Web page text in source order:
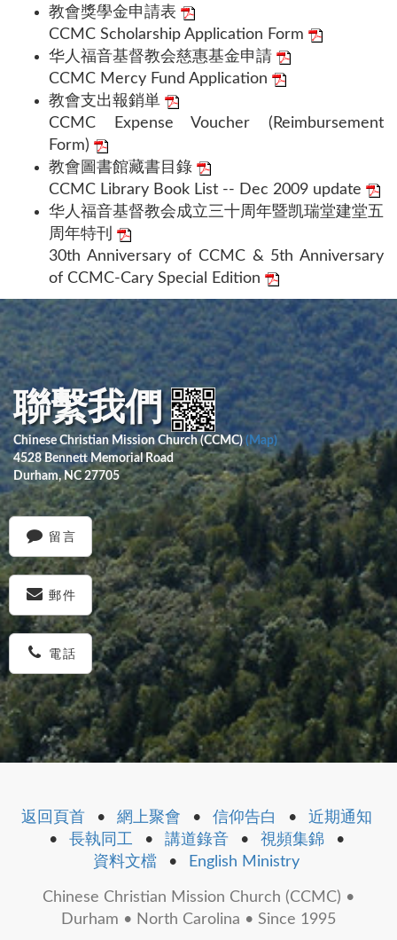
教會獎學金申請表
CCMC Scholarship Application Form
华人福音基督教会慈惠基金申請
CCMC Mercy Fund Application
教會支出報銷単
CCMC Expense Voucher (Reimbursement
Form)
教會圖書館藏書目錄
CCMC Library Book List -- Dec 2009 update
华人福音基督教会成立三十周年暨凯瑞堂建堂五
周年特刊
30th Anniversary of CCMC & 5th Anniversary
of CCMC-Cary Special Edition
聯繫我們
Chinese Christian Mission Church (CCMC) (Map)
4528 Bennett Memorial Road
Durham, NC 27705
留言
郵件
電話
返回頁首 • 網上聚會 • 信仰告白 •
近期通知
•
長執同工 • 講道錄音 • 視頻集錦
•
資料文檔
• English Ministry
Chinese Christian Mission Church (CCMC) •
Durham • North Carolina • Since 1995